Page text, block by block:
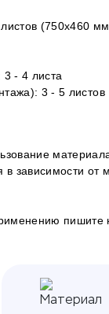
(750х460
- 4 листа
3 - 5 листов
зависимости от
пишите